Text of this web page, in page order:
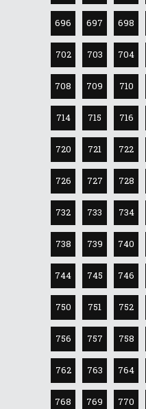
696 697 698
702 703 704
708 709 710
714 715 716
720 721 722
726 727 728
732 733 734
738 739 740
744 745 746
750 751 752
756 757 758
762 763 764
768 769 770